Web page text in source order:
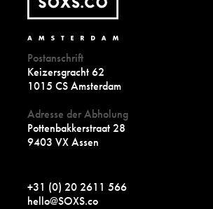
Postanschrift
Keizersgracht 62
1015 CS Amsterdam
Adresse der Abholung
Pottenbakkerstraat 28
9403 VX Assen
+31 (0) 20 2611 566
hello@SOXS.co